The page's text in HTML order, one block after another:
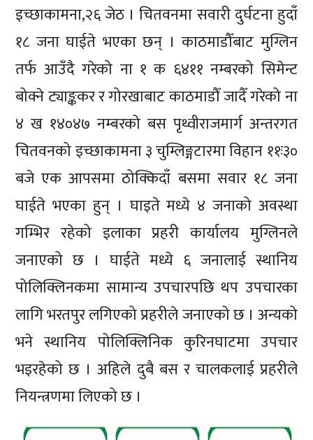
टिभि
युनिकोड
इच्छाकामना,२६ जेठ । चितवनमा सवारी दुर्घटना हुदाँ
१८ जना घाईते भएका छन् । काठमाडौँबाट मुग्लिन
तर्फ आउँदै गरेको ना १ क ६४११ नम्बरको सिमेन्ट
बोक्ने ट्याङ्ककर र गोरखाबाट काठमाडौँ जादैँ गरेको ना
४ ख १४०४७ नम्बरको बस पृथ्वीराजमार्ग अन्तरगत
चितवनको इच्छाकामना ३ चुम्लिङ्गटारमा विहान ११ः३०
बजे एक आपसमा ठोक्किदाँ बसमा सवार १८ जना
घाईते भएका हुन् । घाइते मध्ये ४ जनाको अवस्था
गम्भिर रहेको इलाका प्रहरी कार्यालय मुग्लिनले
जनाएको छ । घाईते मध्ये ६ जनालाई स्थानिय
पोलिक्लिनकमा सामान्य उपचारपछि थप उपचारका
लागि भरतपुर लगिएको प्रहरीले जनाएको छ । अन्यको
भने स्थानिय पोलिक्लिनिक कुरिनघाटमा उपचार
भइरहेको छ । अहिले दुबै बस र चालकलाई प्रहरीले
नियन्त्रणमा लिएको छ ।